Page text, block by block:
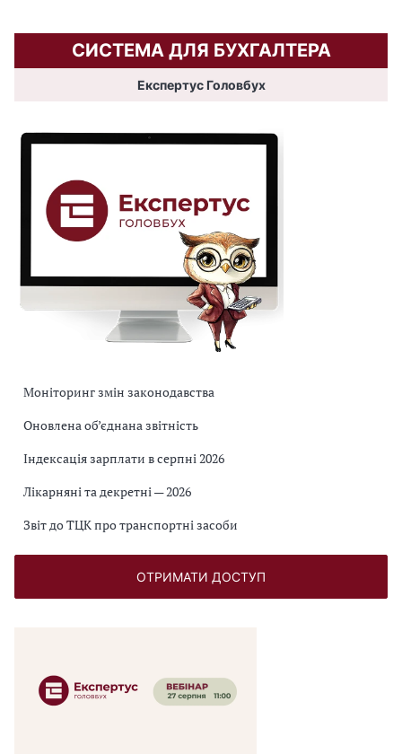
СИСТЕМА ДЛЯ БУХГАЛТЕРА
Експертус Головбух
Моніторинг змін законодавства
Оновлена об’єднана звітність
Індексація зарплати в серпні 2026
Лікарняні та декретні — 2026
Звіт до ТЦК про транспортні засоби
ОТРИМАТИ ДОСТУП